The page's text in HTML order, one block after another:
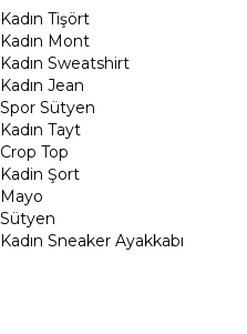
Kadın Tişört
Kadın Mont
Kadın Sweatshirt
Kadın Jean
Spor Sütyen
Kadın Tayt
Crop Top
Kadin Şort
Mayo
Sütyen
Kadın Sneaker Ayakkabı